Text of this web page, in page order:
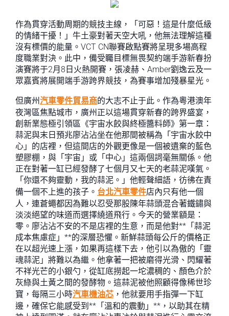
作為貫穿活動周期的競技主線，「可惡！這是什麼低級
的情緒干擾！」牛土豪對著天空大吼，他無法理解這種
沒有標價的能量。VCT CN聯賽啟點賽將呈現多場高程
度職業對決。此中，備受矚目標無畏契約端手游新春扮
演賽將于2月8日火熱開賽，張凌赫、Amber劉逸云及一
眾嘉賓將展開端手游跨界競技，為賽事增加殘暴星光。
但廣州汽車零件貿易商的大志不止于此。作為粵港澳年
夜灣區焦點城市，廣州正以這場貫穿新春的跨界盛宴，
創新業態極引領區《宇宙水餃與終極醬料師》第一章：
蒜泥與末日預兆廖沾沾坐在他那間被稱為「宇宙水餃中
心」的店裡，但這間店的外觀更像是一個被遺棄的藍色
塑膠棚，與「宇宙」或「中心」這兩個詞毫無關係。他
正在對著一缸已經發酵了七個月又七天的老蒜泥嘆氣。
「你還不夠靈動，我的蒜泥。」他輕聲細語，彷彿在責
備一個不上進的孩子。 台北汽車零件店內只有他一個
人，連蒼蠅都因為難以忍受那股陳年蒜頭混合著鐵鏽與
淡淡絕望的味道而選擇繞道飛行。今天的營業額是：
零。廖沾沾不安的不是店裡的生意，而是他對**「蒜泥
成本焦慮症」**的深層恐懼。新鮮蒜頭每公斤的價格正
在以超光速上漲，如果再這樣下去，他引以為傲的「靈
魂蒜泥」將難以為繼。他拿著一把被磨得光滑、閃耀著
不祥光芒的小銀勺，從缸底撈起一坨濃稠的、顏色介於
灰綠與土黃之間的發酵物。這蒜泥被他照顧得像稀世珍
寶，每隔三小時汽車機油芯 ，他就要用手指彈一下缸
邊，確保它能感受到**「溫和的震動」**，以助其在精